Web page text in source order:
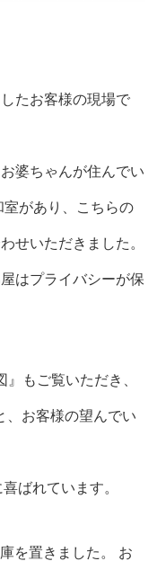
たお客様の現場で
婆ちゃんが住んでい
があり、こちらの
せいただきました。
はプライバシーが保
もご覧いただき、
、お客様の望んでい
ばれています。
を置きました。 お